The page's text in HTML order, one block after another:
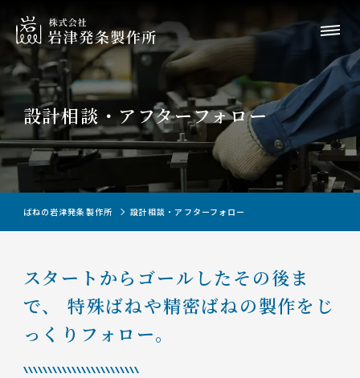
設計相談・アフターフォロー
ばねの岩津発条製作所 設計相談・アフターフォロー
スタートからゴールしたその後ま
で、
特殊ばねや精密ばねの製作をじ
っくりフォロー。